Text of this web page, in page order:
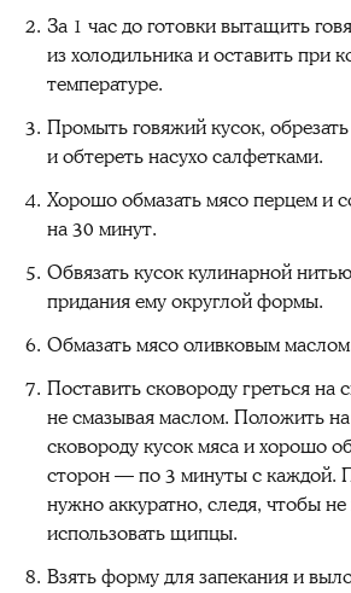
За 1 час до готовки вытащить
из холодильника и оставить при
температуре.
Промыть говяжий кусок,
и обтереть насухо салфетками.
Хорошо обмазать мясо перцем и
на 30 минут.
Обвязать кусок кулинарной
придания ему округлой формы.
Обмазать мясо оливковым
Поставить сковороду греться на
не смазывая маслом. Положить
сковороду кусок мяса и хорошо
сторон — по 3 минуты с каждой.
нужно аккуратно, следя, чтобы
использовать щипцы.
Взять форму для запекания и